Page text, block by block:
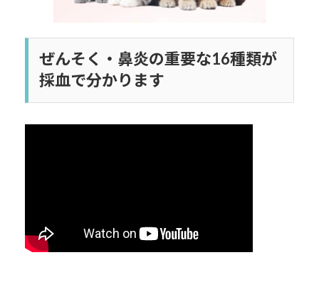
ぜんそく・鼻炎の重要な16種類が
採血で分かります